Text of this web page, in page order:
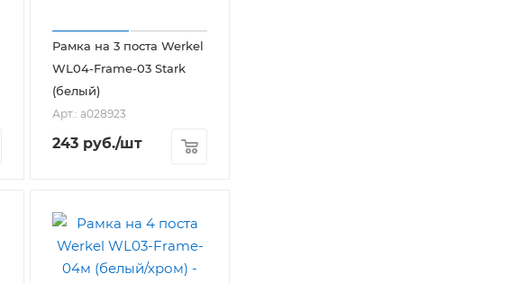
Рамка на 3 поста Werkel
WL04-Frame-03 Stark
(белый)
Арт.: a028923
243 руб./шт